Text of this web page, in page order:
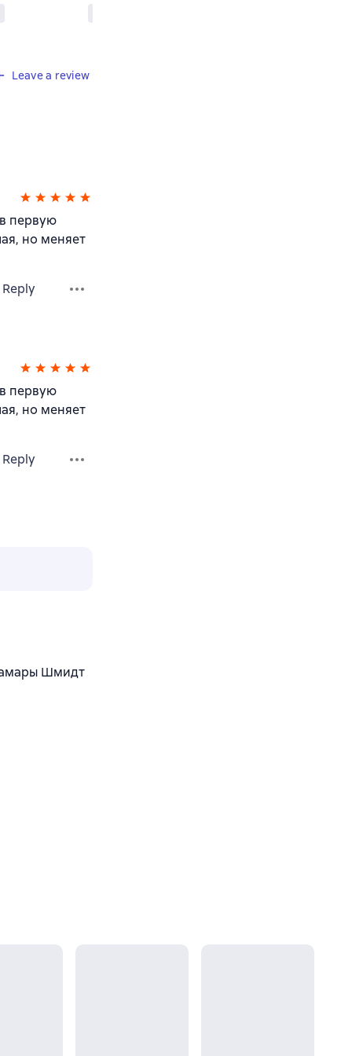
Leave a review
в первую
но меняет
Reply
в первую
но меняет
Reply
Шмидт